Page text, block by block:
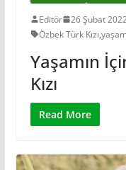
Editör 26 Şubat
Özbek Türk Kızı,
Yaşamın
Kızı
Read More